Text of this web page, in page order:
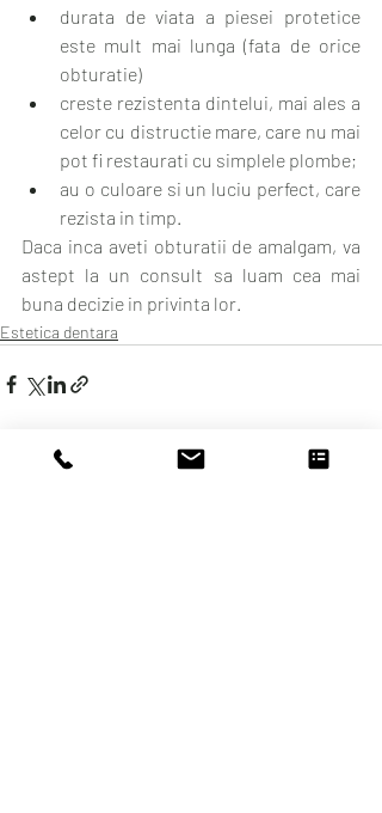
durata de viata a piesei protetice
este mult mai lunga (fata de orice
obturatie)
creste rezistenta dintelui, mai ales a
celor cu distructie mare, care nu mai
pot fi restaurati cu simplele plombe;
au o culoare si un luciu perfect, care
rezista in timp.
Daca inca aveti obturatii de amalgam, va
astept la un consult sa luam cea mai
buna decizie in privinta lor.
Estetica dentara
Postări recente Afișează-le pe toate